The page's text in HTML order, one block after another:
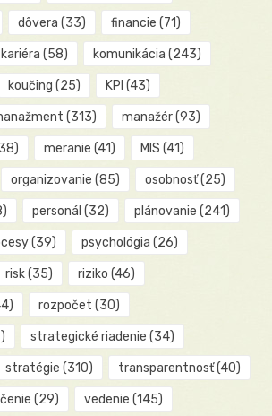
dôvera (33) financie (71)
kariéra (58) komunikácia (243)
koučing (25) KPI (43)
(313) manažér(93)
meranie (41) MIS (41)
organizovanie (85) osobnosť(25)
personál (32) plánovanie (241)
(39) psychológia (26)
risk(35) riziko (46)
rozpočet (30)
strategické riadenie (34)
stratégie (310) transparentnosť(40)
(29) vedenie (145)